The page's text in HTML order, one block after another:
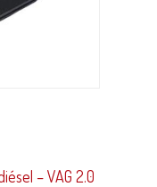
– VAG 2.0